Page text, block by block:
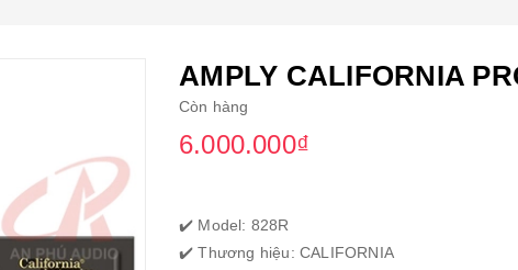
AMPLY CALIFORNIA
Còn hàng
6.000.000₫
✔️ Model: 828R
✔️ Thương hiệu: CALIFORNIA